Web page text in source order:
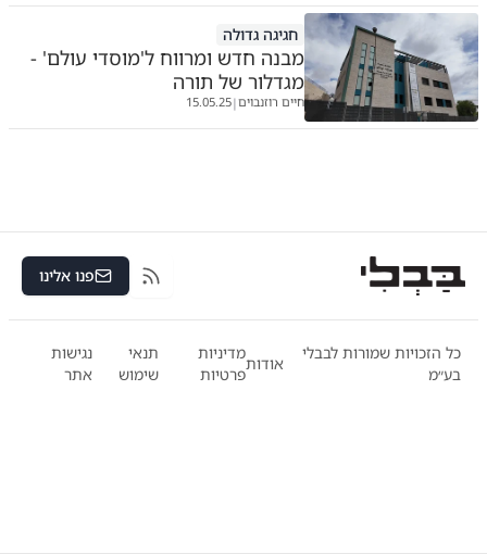
חגיגה גדולה
מבנה חדש ומרווח ל'מוסדי עולם' -
מגדלור של תורה
חיים רוזנבוים|
15.05.25
RSS פנו אלינו
כל הזכויות שמורות לבבלי
בע״מ
אודות
מדיניות
פרטיות
תנאי
שימוש
נגישות
אתר